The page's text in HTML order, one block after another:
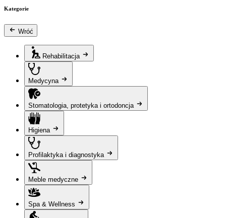
Kategorie
Wróć
Rehabilitacja
Medycyna
Stomatologia, protetyka i ortodoncja
Higiena
Profilaktyka i diagnostyka
Meble medyczne
Spa & Wellness